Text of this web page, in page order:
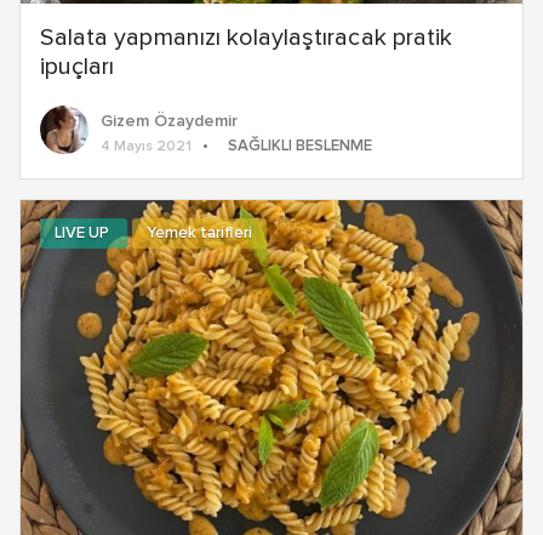
Salata yapmanızı kolaylaştıracak pratik
ipuçları
Gizem Özaydemir
4 Mayıs 2021 SAĞLIKLI BESLENME
LIVE UP Yemek tarifleri